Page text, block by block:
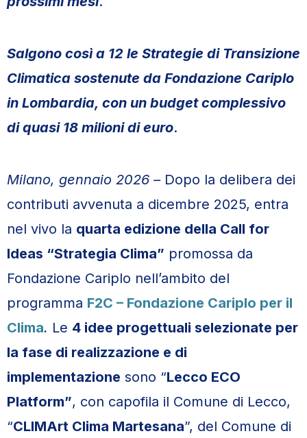
Salgono così a 12 le Strategie di Transizione
Climatica sostenute da Fondazione Cariplo
in Lombardia, con un budget complessivo
di quasi 18 milioni di euro.
Milano, gennaio 2026 – Dopo la delibera dei
contributi avvenuta a dicembre 2025, entra
nel vivo la quarta edizione della Call for
Ideas “Strategia Clima” promossa da
Fondazione Cariplo nell’ambito del
programma F2C – Fondazione Cariplo per il
Clima. Le 4 idee progettuali selezionate per
la fase di realizzazione e di
implementazione sono “Lecco ECO
Platform”, con capofila il Comune di Lecco,
“CLIMArt Clima Martesana”, del Comune di